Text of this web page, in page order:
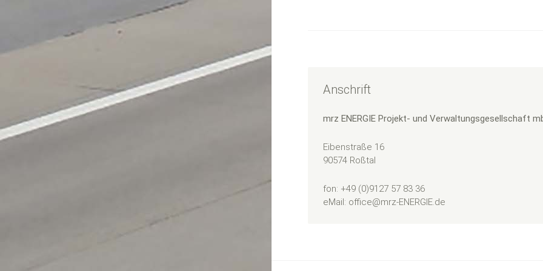
Anschrift
mrz ENERGIE Projekt- und Verwaltungsgesellschaft
Eibenstraße 16
90574 Roßtal
fon: +49 (0)9127 57 83 36
eMail: office@mrz-ENERGIE.de